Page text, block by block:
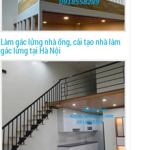
Làm gác lửng nhà ống, cải tạo nhà làm
gác lửng tại Hà Nội